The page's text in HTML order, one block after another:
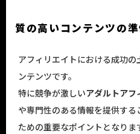
質の高いコンテンツの
アフィリエイトにおける成功
ンテンツです。
特に競争が激しいアダルトアフ
や専門性のある情報を提供す
ための重要なポイントとなりま